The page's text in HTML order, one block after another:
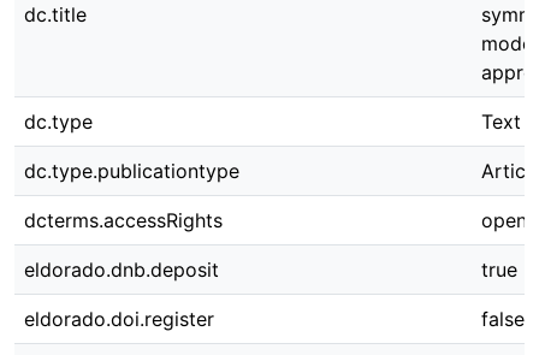
dc.title
dc.type Text
dc.type.publicationtype
dcterms.accessRights open
eldorado.dnb.deposit true
eldorado.doi.register false